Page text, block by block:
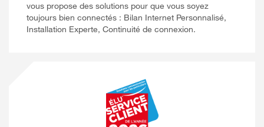
vous propose des solutions pour que vous soyez
toujours bien connectés : Bilan Internet Personnalisé,
Installation Experte, Continuité de connexion.